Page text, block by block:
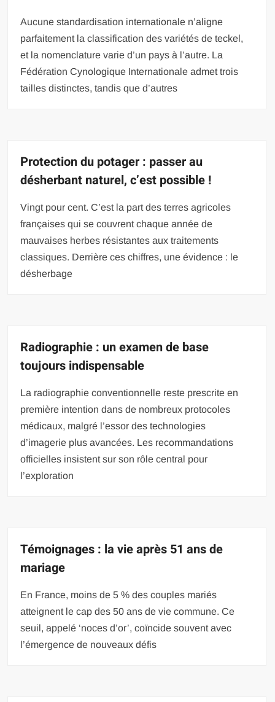
Aucune standardisation internationale n’aligne
parfaitement la classification des variétés de teckel,
et la nomenclature varie d’un pays à l’autre. La
Fédération Cynologique Internationale admet trois
tailles distinctes, tandis que d’autres
Protection du potager : passer au
désherbant naturel, c’est possible !
Vingt pour cent. C’est la part des terres agricoles
françaises qui se couvrent chaque année de
mauvaises herbes résistantes aux traitements
classiques. Derrière ces chiffres, une évidence : le
désherbage
Radiographie : un examen de base
toujours indispensable
La radiographie conventionnelle reste prescrite en
première intention dans de nombreux protocoles
médicaux, malgré l’essor des technologies
d’imagerie plus avancées. Les recommandations
officielles insistent sur son rôle central pour
l’exploration
Témoignages : la vie après 51 ans de
mariage
En France, moins de 5 % des couples mariés
atteignent le cap des 50 ans de vie commune. Ce
seuil, appelé ‘noces d’or’, coïncide souvent avec
l’émergence de nouveaux défis